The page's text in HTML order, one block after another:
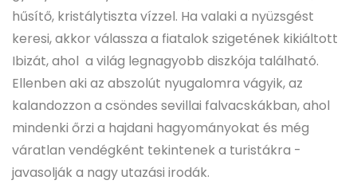
hűsítő, kristálytiszta vízzel. Ha valaki a nyüzsgést
keresi, akkor válassza a fiatalok szigetének kikiáltott
Ibizát, ahol a világ legnagyobb diszkója található.
Ellenben aki az abszolút nyugalomra vágyik, az
kalandozzon a csöndes sevillai falvacskákban, ahol
mindenki őrzi a hajdani hagyományokat és még
váratlan vendégként tekintenek a turistákra -
javasolják a nagy utazási irodák.